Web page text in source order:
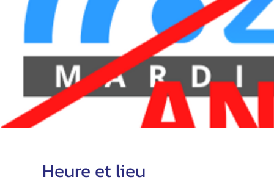
Heure et lieu